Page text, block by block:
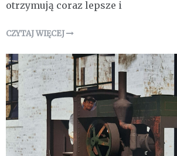
otrzymują coraz lepsze i
CZYTAJ WIĘCEJ